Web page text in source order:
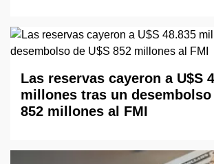
Las reservas cayeron a U$S
millones tras un desembolso
852 millones al FMI